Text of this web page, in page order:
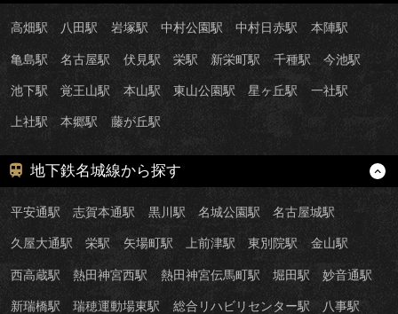
高畑駅 八田駅 岩塚駅 中村公園駅 中村日赤駅 本陣駅
亀島駅 名古屋駅 伏見駅 栄駅 新栄町駅 千種駅 今池駅
池下駅 覚王山駅 本山駅 東山公園駅 星ヶ丘駅 一社駅
上社駅 本郷駅 藤が丘駅
地下鉄名城線から探す
平安通駅 志賀本通駅 黒川駅 名城公園駅 名古屋城駅
久屋大通駅 栄駅 矢場町駅 上前津駅 東別院駅 金山駅
西高蔵駅 熱田神宮西駅 熱田神宮伝馬町駅 堀田駅 妙音通駅
新瑞橋駅 瑞穂運動場東駅 総合リハビリセンター駅 八事駅